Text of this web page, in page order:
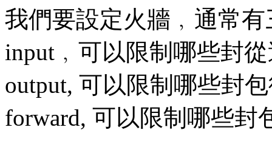
我們要設定火牆﹐通常有
input﹐可以限制哪些封
output, 可以限制哪些封
forward, 可以限制哪些封